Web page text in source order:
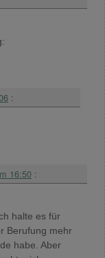
:
16:50 :
halte es für
Berufung mehr
habe. Aber